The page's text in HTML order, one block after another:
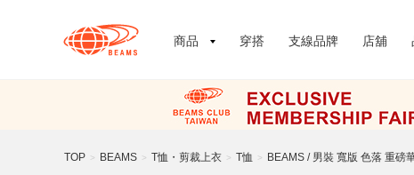
商品 穿搭 支線品牌 店舖
TOP > BEAMS > T恤・剪裁上衣 > T恤 > BEAMS / 男裝 寬版 色落 重磅